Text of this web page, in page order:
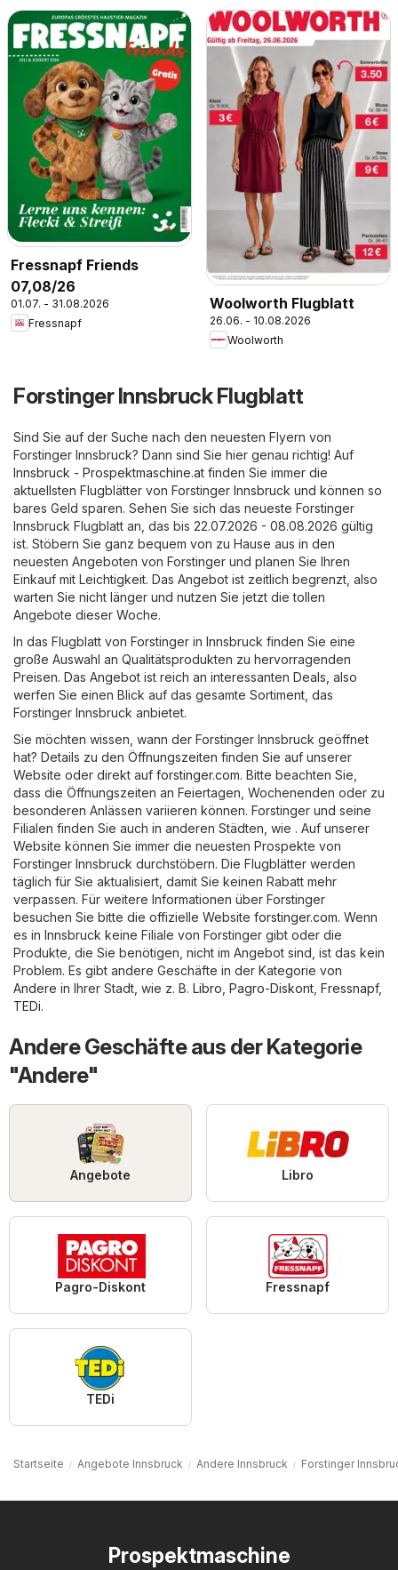
Fressnapf Friends
07,08/26
01.07. - 31.08.2026
Fressnapf
Woolworth Flugblatt
26.06. - 10.08.2026
Woolworth
Forstinger Innsbruck Flugblatt
Sind Sie auf der Suche nach den neuesten Flyern von
Forstinger Innsbruck? Dann sind Sie hier genau richtig! Auf
Innsbruck - Prospektmaschine.at finden Sie immer die
aktuellsten Flugblätter von Forstinger Innsbruck und können so
bares Geld sparen. Sehen Sie sich das neueste Forstinger
Innsbruck Flugblatt an, das bis 22.07.2026 - 08.08.2026 gültig
ist. Stöbern Sie ganz bequem von zu Hause aus in den
neuesten Angeboten von Forstinger und planen Sie Ihren
Einkauf mit Leichtigkeit. Das Angebot ist zeitlich begrenzt, also
warten Sie nicht länger und nutzen Sie jetzt die tollen
Angebote dieser Woche.
In das Flugblatt von Forstinger in Innsbruck finden Sie eine
große Auswahl an Qualitätsprodukten zu hervorragenden
Preisen. Das Angebot ist reich an interessanten Deals, also
werfen Sie einen Blick auf das gesamte Sortiment, das
Forstinger Innsbruck anbietet.
Sie möchten wissen, wann der Forstinger Innsbruck geöffnet
hat? Details zu den Öffnungszeiten finden Sie auf unserer
Website oder direkt auf forstinger.com. Bitte beachten Sie,
dass die Öffnungszeiten an Feiertagen, Wochenenden oder zu
besonderen Anlässen variieren können. Forstinger und seine
Filialen finden Sie auch in anderen Städten, wie . Auf unserer
Website können Sie immer die neuesten Prospekte von
Forstinger Innsbruck durchstöbern. Die Flugblätter werden
täglich für Sie aktualisiert, damit Sie keinen Rabatt mehr
verpassen. Für weitere Informationen über Forstinger
besuchen Sie bitte die offizielle Website forstinger.com. Wenn
es in Innsbruck keine Filiale von Forstinger gibt oder die
Produkte, die Sie benötigen, nicht im Angebot sind, ist das kein
Problem. Es gibt andere Geschäfte in der Kategorie von
Andere in Ihrer Stadt, wie z. B. Libro Pagro-Diskont Fressnapf,
TEDi.
Andere Geschäfte aus der Kategorie
"Andere"
Angebote Libro
Pagro-Diskont Fressnapf
TEDi
Startseite Angebote Innsbruck Andere Innsbruck Forstinger
Prospektmaschine